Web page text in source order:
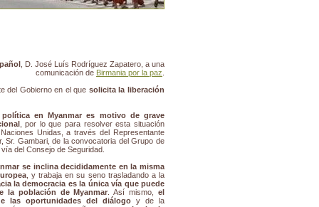
, D. José Luís Rodríguez Zapatero, a una
comunicación de Birmania por la paz
del Gobierno en el que solicita la liberación
en Myanmar es motivo de grave
, por lo que para resolver esta situación
Unidas, a través del Representante
Sr. Gambari, de la convocatoria del Grupo de
del Consejo de Seguridad.
se inclina decididamente en la misma
, y trabaja en su seno trasladando a la
la democracia es la única vía que puede
la población de Myanmar . Así mismo,el
las oportunidades del diálogo y de la